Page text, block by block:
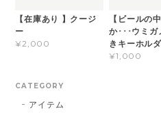
【在庫あり 】クージ
ー
¥2,000
【ビールの
か･･･ウミガ
きキーホル
¥1,000
CATEGORY
アイテム